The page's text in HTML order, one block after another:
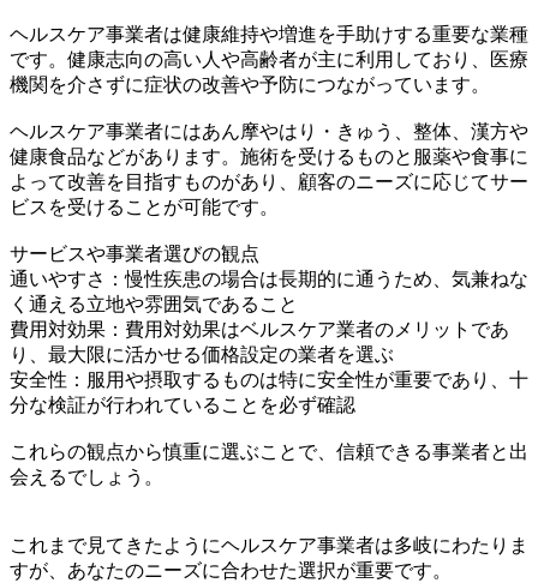
ヘルスケア事業者は健康維持や増進を手助けする重要な業種
です。健康志向の高い人や高齢者が主に利用しており、医療
機関を介さずに症状の改善や予防につながっています。
ヘルスケア事業者にはあん摩やはり・きゅう、整体、漢方や
健康食品などがあります。施術を受けるものと服薬や食事に
よって改善を目指すものがあり、顧客のニーズに応じてサー
ビスを受けることが可能です。
サービスや事業者選びの観点
通いやすさ：慢性疾患の場合は長期的に通うため、気兼ねな
く通える立地や雰囲気であること
費用対効果：費用対効果はベルスケア業者のメリットであ
り、最大限に活かせる価格設定の業者を選ぶ
安全性：服用や摂取するものは特に安全性が重要であり、十
分な検証が行われていることを必ず確認
これらの観点から慎重に選ぶことで、信頼できる事業者と出
会えるでしょう。
これまで見てきたようにヘルスケア事業者は多岐にわたりま
すが、あなたのニーズに合わせた選択が重要です。